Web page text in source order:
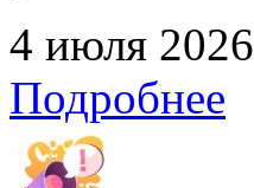
4 июля 2026
Подробнее